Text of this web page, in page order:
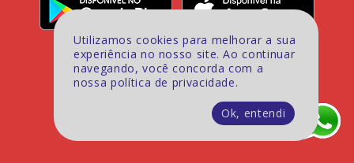
Utilizamos cookies para melhorar a sua
experiência no nosso site. Ao continuar
navegando, você concorda com a
nossa política de privacidade.
Ok, entendi